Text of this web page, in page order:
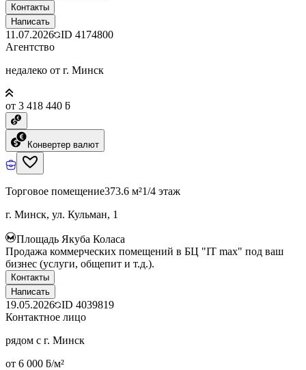
Контакты
Написать
11.07.2026 ID 4174800
Агентство
недалеко от г. Минск
от 3 418 440 ƃ
Конвертер валют
Торговое помещение373.6 м²1/4 этаж
г. Минск, ул. Кульман, 1
Площадь Якуба Коласа
Продажа коммерческих помещений в БЦ "IT max" под ваш
бизнес (услуги, общепит и т.д.).
Контакты
Написать
19.05.2026 ID 4039819
Контактное лицо
рядом с г. Минск
от 6 000 ƃ/м²